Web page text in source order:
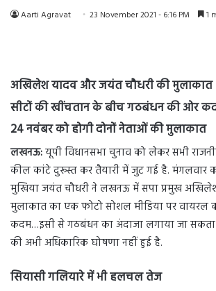
Aarti Agravat 23 November 2021 - 6:16 PM 1
अखिलेश यादव और जयंत चौधरी की मुलाकात
सीटों की खींचतान के बीच गठबंधन की ओर
24 नवंबर को होगी दोनों नेताओं की मुलाकात
लखनऊ:यूपी विधानसभा चुनाव को लेकर सभी
कील कांटे दुरूस्त कर तैयारी में जुट गई है. मंगलवार
मुखिया जयंत चौधरी ने लखनऊ में सपा प्रमुख
मुलाकात का एक फोटो सोशल मीडिया पर
कदम…इसी से गठबंधन का अंदाजा लगाया जा
की अभी अधिकारिक घोषणा नहीं हुई है.
सियासी गलियारे में भी हलचल तेज